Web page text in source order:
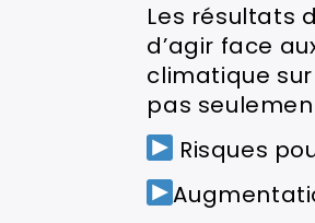
Les résultats
d’agir face
climatique
pas
Risques